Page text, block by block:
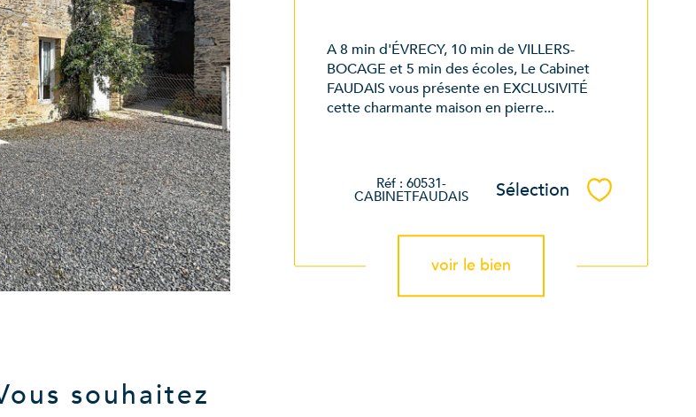
A 8 min d'ÉVRECY, 10 min de VILLERS-
BOCAGE et 5 min des écoles, Le Cabinet
FAUDAIS vous présente en EXCLUSIVITÉ
cette charmante maison en pierre...
Réf : 60531-
CABINETFAUDAIS Sélection Sélectionner
voir le bien
souhaitez